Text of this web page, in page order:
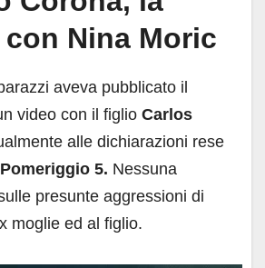
Nina Moric
aveva pubblicato il
video con il figlio Carlos
alle dichiarazioni rese
Pomeriggio 5. Nessuna
presunte aggressioni di
moglie ed al figlio.